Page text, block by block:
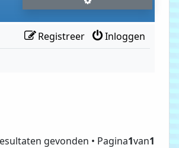
Inloggen
Registreer
gevonden • Pagina1van1